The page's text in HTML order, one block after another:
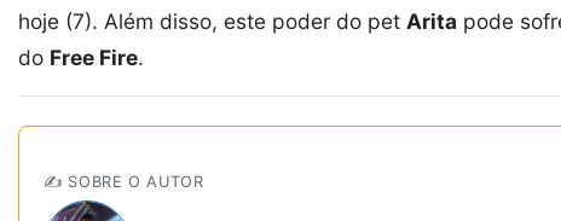
hoje (7). Além disso, este poder do pet Arita pode
do Free Fire.
✍️ SOBRE O AUTOR